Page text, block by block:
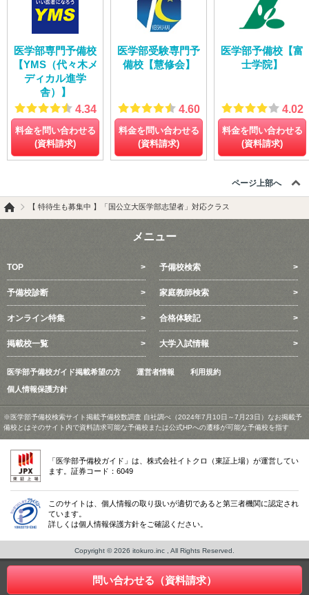
医学部専門予備校
【YMS（代々木メ
ディカル進学
舎）】
4.34
料金を問い合わせる
(資料請求)
医学部受験専門予
備校【慧修会】
4.60
料金を問い合わせる
(資料請求)
医学部予備校【富
士学院】
4.02
料金を問い合わせる
(資料請求)
ページ上部へ
【 特待生も募集中 】「国公立大医学部志望者」対応クラス
メニュー
TOP 予備校検索
予備校診断 家庭教師検索
オンライン特集 合格体験記
掲載校一覧 大学入試情報
医学部予備校ガイド掲載希望の方 運営者情報 利用規約
個人情報保護方針
※医学部予備校検索サイト掲載予備校数調査 自社調べ（2024年7月10日～7月23日）なお掲載予
備校とはそのサイト内で資料請求可能な予備校または公式HPへの遷移が可能な予備校を指す
「医学部予備校ガイド」は、株式会社イトクロ（東証上場）が運営してい
ます。証券コード：6049
このサイトは、個人情報の取り扱いが適切であると第三者機関に認定され
ています。
詳しくは個人情報保護方針をご確認ください。
Copyright © 2026 itokuro.inc , All Rights Reserved.
問い合わせる（資料請求）